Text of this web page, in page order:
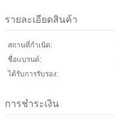
รายละเอียดสินค้า
สถานที่กำเนิด:
ชื่อแบรนด์:
ได้รับการรับรอง:
การชำระเงิน